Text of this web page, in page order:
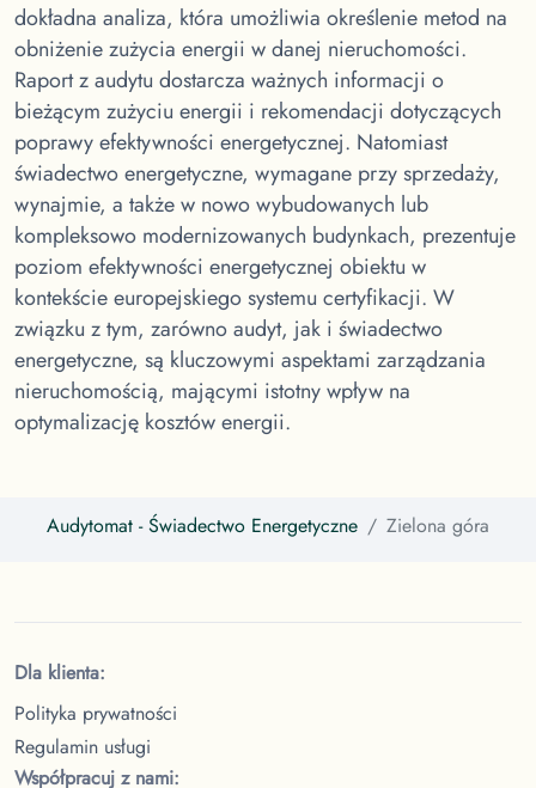
dokładna analiza, która umożliwia określenie metod na
obniżenie zużycia energii w danej nieruchomości.
Raport z audytu dostarcza ważnych informacji o
bieżącym zużyciu energii i rekomendacji dotyczących
poprawy efektywności energetycznej. Natomiast
świadectwo energetyczne, wymagane przy sprzedaży,
wynajmie, a także w nowo wybudowanych lub
kompleksowo modernizowanych budynkach, prezentuje
poziom efektywności energetycznej obiektu w
kontekście europejskiego systemu certyfikacji. W
związku z tym, zarówno audyt, jak i świadectwo
energetyczne, są kluczowymi aspektami zarządzania
nieruchomością, mającymi istotny wpływ na
optymalizację kosztów energii.
Audytomat - Świadectwo Energetyczne Zielona góra
Dla klienta:
Polityka prywatności
Regulamin usługi
Współpracuj z nami: